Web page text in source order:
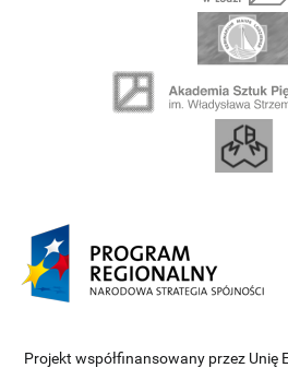
Projekt współfinansowany przez Unię